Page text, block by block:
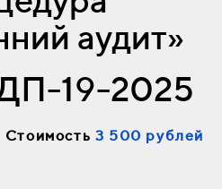
аудит»
19-2025
Стоимость 3 500 рублей